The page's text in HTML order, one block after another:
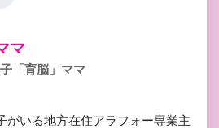
マ
「育脳」ママ
がいる地方在住アラフォー専業主